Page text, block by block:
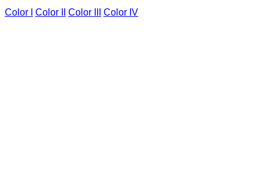
Color I
Color II Color III Color IV